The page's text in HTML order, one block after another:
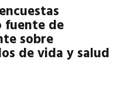
fuente de
sobre
de vida y salud